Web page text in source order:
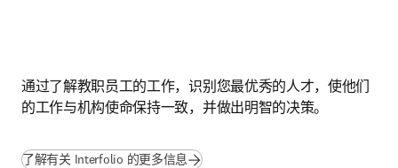
通过了解教职员工的工作，识别您最优秀的人才，使他们
的工作与机构使命保持一致，并做出明智的决策。
了解有关 Interfolio 的更多信息